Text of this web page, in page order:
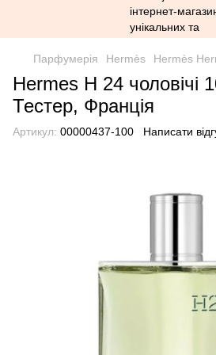
Парфумерія Hermès Hermès
Hermes H 24 чоловічі
Тестер, Франція
Артикул: 00000437-100 Написати